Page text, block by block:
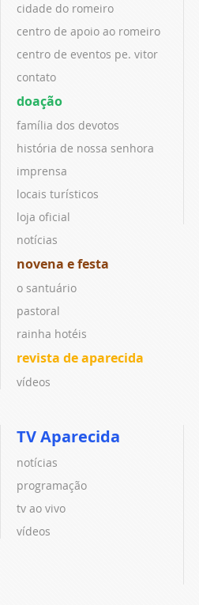
cidade do romeiro
centro de apoio ao romeiro
centro de eventos pe. vitor
contato
doação
família dos devotos
história de nossa senhora
imprensa
locais turísticos
loja oficial
notícias
novena e festa
o santuário
pastoral
rainha hotéis
revista de aparecida
vídeos
TV Aparecida
notícias
programação
tv ao vivo
vídeos